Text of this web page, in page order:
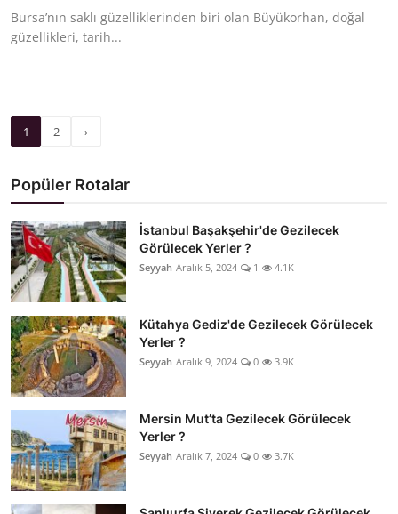
Bursa’nın saklı güzelliklerinden biri olan Büyükorhan, doğal
güzellikleri, tarih...
1 2 ›
Popüler Rotalar
İstanbul Başakşehir'de Gezilecek
Görülecek Yerler ?
Seyyah Aralık 5, 2024 1 4.1K
Kütahya Gediz'de Gezilecek Görülecek
Yerler ?
Seyyah Aralık 9, 2024 0 3.9K
Mersin Mut’ta Gezilecek Görülecek
Yerler ?
Seyyah Aralık 7, 2024 0 3.7K